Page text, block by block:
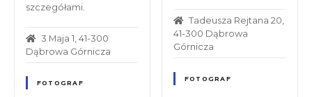
szczegółami.
3 Maja 1, 41-300
Dąbrowa Górnicza
FOTOGRAF
Tadeusza Rejtana 20,
41-300 Dąbrowa
Górnicza
FOTOGRAF